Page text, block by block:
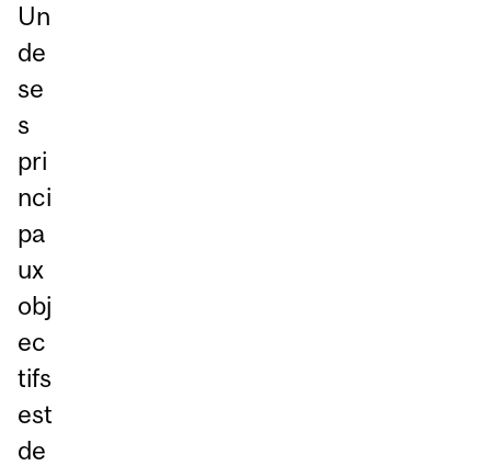
Un
de
se
s
pri
nci
pa
ux
obj
ec
tifs
est
de